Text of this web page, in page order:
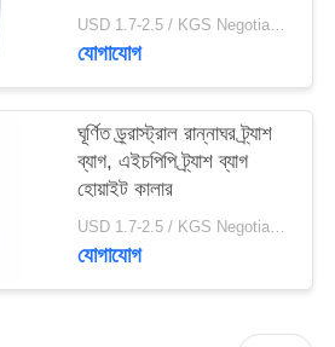
USD 1.7-2.5 / KGS Negotiable MOQ:1000KGS
যোগাযোগ
ঘূর্ণিত ড্র্রাস্ট্রাল রান্নাঘর ট্র্যাশ
ব্যাগ, এইচপিপি ট্র্যাশ ব্যাগ
হোয়াইট কালার
USD 1.7-2.5 / KGS Negotiable MOQ:1000KGS
যোগাযোগ